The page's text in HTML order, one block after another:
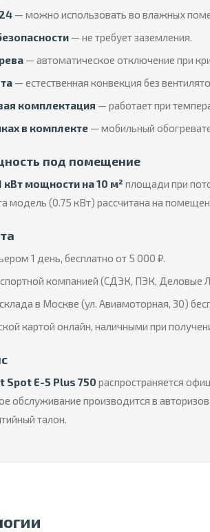
— можно использовать во влажных
— не требует заземления.
— автоматическое отключение при
— естественная конвекция без
комплектация — работает при
в комплекте — мобильный
под помещение
кВт мощности на 10 м² площади при
модель (0.75 кВт) рассчитана на
1 день, бесплатно от 5 000 ₽.
компанией (СДЭК, ПЭК, Деловые
в Москве (ул. Авиамоторная, 30)
картой онлайн, наличными при
Spot E-5 Plus 750 распространяется
обслуживание производится в
талон.